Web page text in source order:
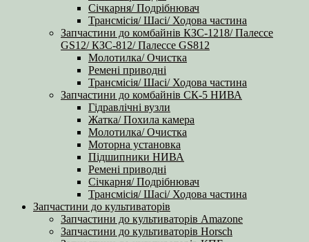
Січкарня/ Подрібнювач
Трансмісія/ Шасі/ Ходова частина
Запчастини до комбайнів КЗС-1218/ Палессе
GS12/ КЗС-812/ Палессе GS812
Молотилка/ Очистка
Ремені приводні
Трансмісія/ Шасі/ Ходова частина
Запчастини до комбайнів СК-5 НИВА
Гідравлічні вузли
Жатка/ Похила камера
Молотилка/ Очистка
Моторна установка
Підшипники НИВА
Ремені приводні
Січкарня/ Подрібнювач
Трансмісія/ Шасі/ Ходова частина
Запчастини до культиваторів
Запчастини до культиваторів Amazone
Запчастини до культиваторів Horsch